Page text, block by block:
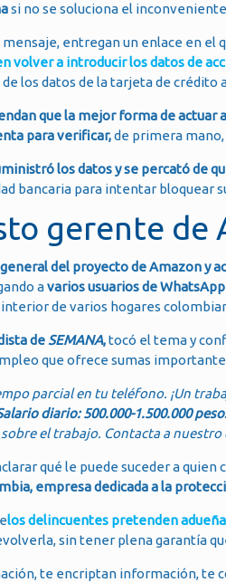
si no se soluciona el
mensaje, entregan un enlace en
volver a introducir los datos de
los datos de la tarjeta de crédito
que la mejor forma de actuar
para verificar,de primera
los datos y se percató de
bancaria para intentar bloquear
gerente de
del proyecto de Amazon
avarios usuarios de
de varios hogares
de SEMANA,tocó el tema y
que ofrece sumas
parcial en tu teléfono. ¡Un
diario: 500.000-1.500.000
el trabajo. Contacta a
qué le puede suceder a
empresa dedicada a la
los delincuentes pretenden
sin tener plena garantía
te encriptan información, te